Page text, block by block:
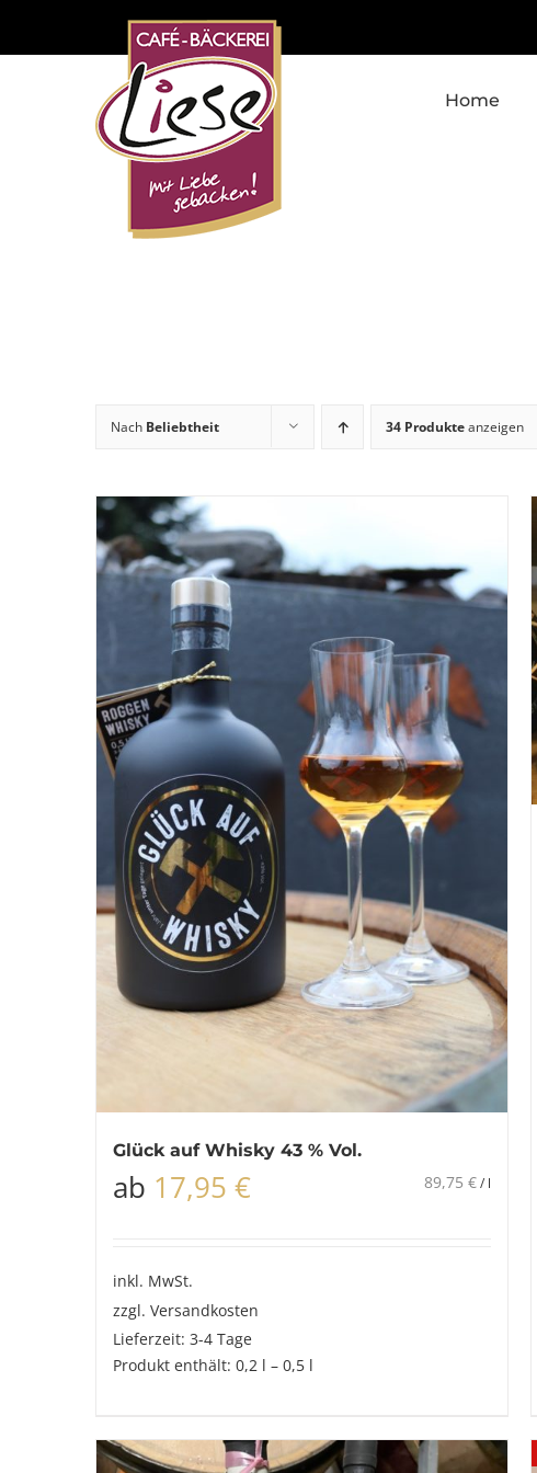
content
Home
Nach Beliebtheit 34 Produkteanzeigen
Glück auf Whisky 43 % Vol.
ab 17,95 € 89,75 €/ l
inkl. MwSt.
zzgl. Versandkosten
Lieferzeit: 3-4 Tage
Produkt enthält: 0,2
– 0,5
weist